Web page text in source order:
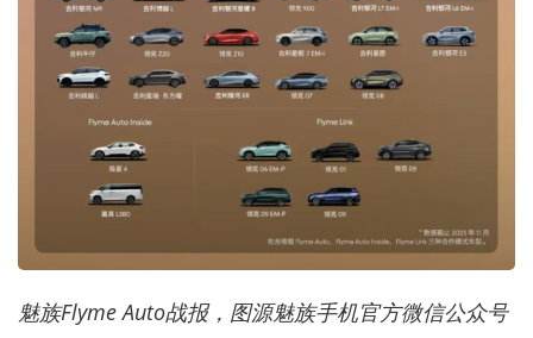
魅族Flyme Auto战报，图源魅族手机官方微信公众号